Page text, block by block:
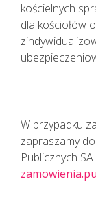
cech
kościelnych
dla kościołów
W przypadku
zapraszamy
Publicznych